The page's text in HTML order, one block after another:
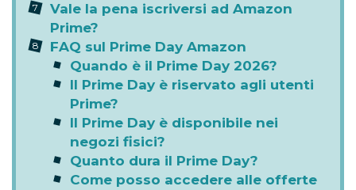
Vale la pena iscriversi ad Amazon
Prime?
FAQ sul Prime Day Amazon
Quando è il Prime Day 2026?
Il Prime Day è riservato agli utenti
Prime?
Il Prime Day è disponibile nei
negozi fisici?
Quanto dura il Prime Day?
Come posso accedere alle offerte